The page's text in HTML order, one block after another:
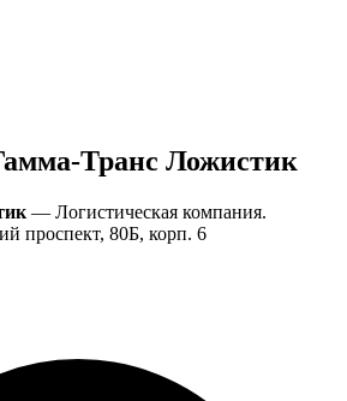
Транс Ложистик
— Логистическая компания.
проспект, 80Б, корп. 6